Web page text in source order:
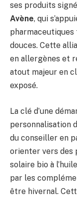
ses produits
Avène, qui
douces. Cette
en allergènes et
atout majeur en
exposé.
La clé d’une
personnalisation
du conseiller en
orienter vers des
solaire bio à
par les
être hivernal.